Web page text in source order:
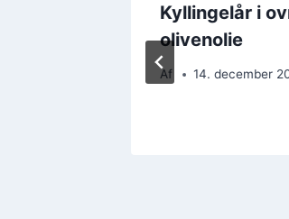
Kyllingelår i
olivenolie
Af 14. december